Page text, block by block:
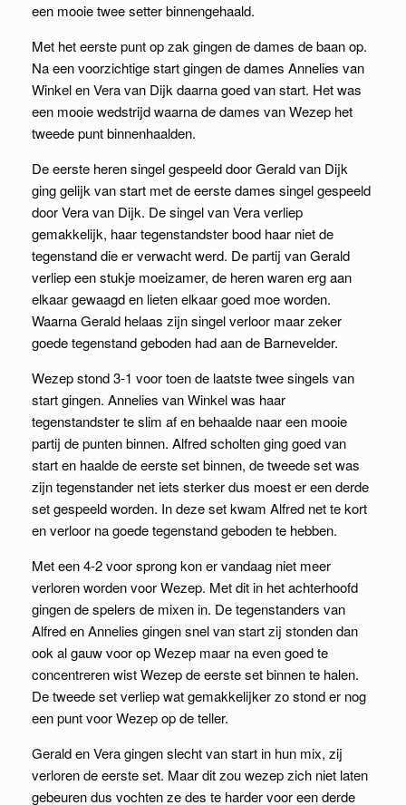
een mooie twee setter binnengehaald.
Met het eerste punt op zak gingen de dames de baan op.
Na een voorzichtige start gingen de dames Annelies van
Winkel en Vera van Dijk daarna goed van start. Het was
een mooie wedstrijd waarna de dames van Wezep het
tweede punt binnenhaalden.
De eerste heren singel gespeeld door Gerald van Dijk
ging gelijk van start met de eerste dames singel gespeeld
door Vera van Dijk. De singel van Vera verliep
gemakkelijk, haar tegenstandster bood haar niet de
tegenstand die er verwacht werd. De partij van Gerald
verliep een stukje moeizamer, de heren waren erg aan
elkaar gewaagd en lieten elkaar goed moe worden.
Waarna Gerald helaas zijn singel verloor maar zeker
goede tegenstand geboden had aan de Barnevelder.
Wezep stond 3-1 voor toen de laatste twee singels van
start gingen. Annelies van Winkel was haar
tegenstandster te slim af en behaalde naar een mooie
partij de punten binnen. Alfred scholten ging goed van
start en haalde de eerste set binnen, de tweede set was
zijn tegenstander net iets sterker dus moest er een derde
set gespeeld worden. In deze set kwam Alfred net te kort
en verloor na goede tegenstand geboden te hebben.
Met een 4-2 voor sprong kon er vandaag niet meer
verloren worden voor Wezep. Met dit in het achterhoofd
gingen de spelers de mixen in. De tegenstanders van
Alfred en Annelies gingen snel van start zij stonden dan
ook al gauw voor op Wezep maar na even goed te
concentreren wist Wezep de eerste set binnen te halen.
De tweede set verliep wat gemakkelijker zo stond er nog
een punt voor Wezep op de teller.
Gerald en Vera gingen slecht van start in hun mix, zij
verloren de eerste set. Maar dit zou wezep zich niet laten
gebeuren dus vochten ze des te harder voor een derde